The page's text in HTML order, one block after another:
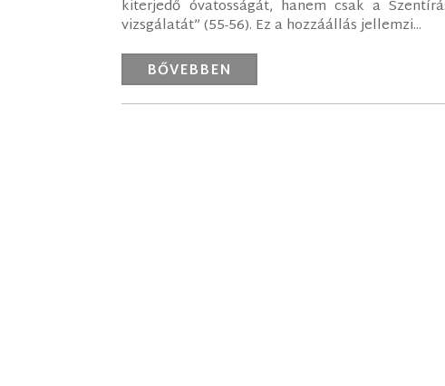
kiterjedő óvatosságát, hanem csak a
vizsgálatát” (55-56). Ez a hozzáállás jellemzi...
BŐVEBBEN